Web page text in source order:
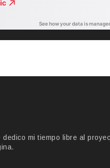
mi tiempo libre al